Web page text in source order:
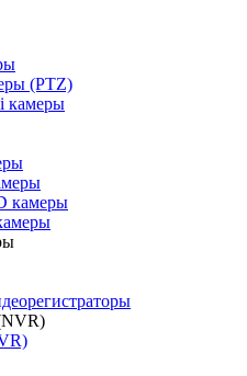
(PTZ)
камеры
камеры